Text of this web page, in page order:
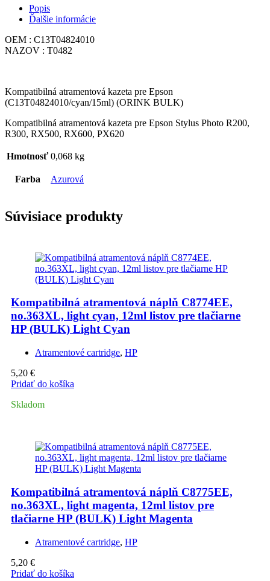
Popis
Ďalšie informácie
OEM : C13T04824010
NAZOV : T0482
Kompatibilná atramentová kazeta pre Epson
(C13T04824010/cyan/15ml) (ORINK BULK)
Kompatibilná atramentová kazeta pre Epson Stylus Photo R200,
R300, RX500, RX600, PX620
Hmotnosť 0,068 kg
Farba Azurová
Súvisiace produkty
Kompatibilná atramentová náplň C8774EE,
no.363XL, light cyan, 12ml listov pre tlačiarne
HP (BULK) Light Cyan
Atramentové cartridge, HP
5,20 €
Pridať do košíka
Skladom
Kompatibilná atramentová náplň C8775EE,
no.363XL, light magenta, 12ml listov pre
tlačiarne HP (BULK) Light Magenta
Atramentové cartridge, HP
5,20 €
Pridať do košíka